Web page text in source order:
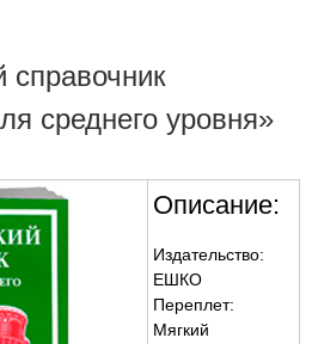
справочник
среднего уровня»
Описание:
Издательство:
ЕШКО
Переплет:
Мягкий